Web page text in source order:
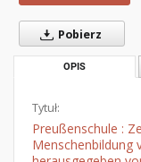
Pobierz
OPIS
Tytuł:
Preußenschule :
Menschenbildung